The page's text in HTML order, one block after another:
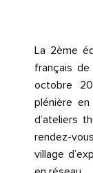
La 2ème
français de
octobre
plénière en
d’ateliers
rendez-
village